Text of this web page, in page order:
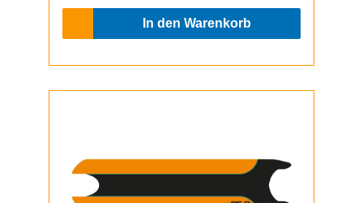
In den Warenkorb